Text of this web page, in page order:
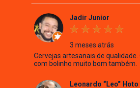
Jadir Junior
3 meses atrás
Cervejas artesanais de qualidade.
com bolinho muito bom também.
Leonardo “Leo” Hoto